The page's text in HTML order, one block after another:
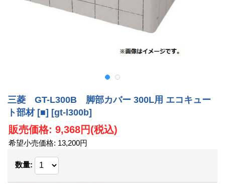
三菱 GT-L300B 脚部カバー 300L用 エコキュー
ト部材 [■] [gt-l300b]
販売価格: 9,368円(税込)
希望小売価格: 13,200円
数量: